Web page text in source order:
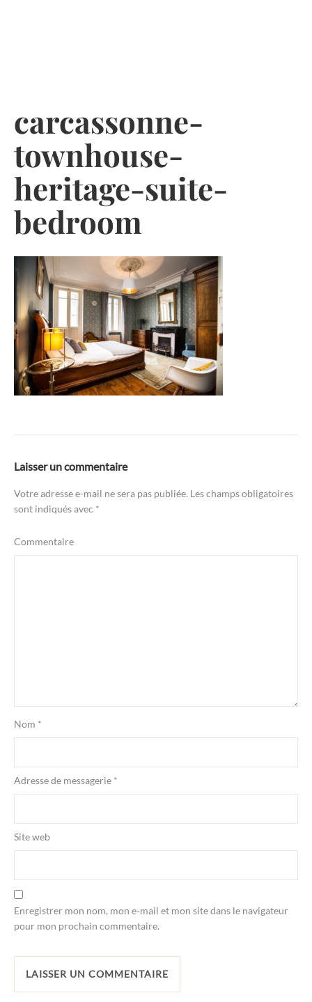
carcassonne-
townhouse-
heritage-suite-
bedroom
Laisser un commentaire
Votre adresse e-mail ne sera pas publiée. Les champs obligatoires
sont indiqués avec *
Commentaire
Nom *
Adresse de messagerie *
Site web
Enregistrer mon nom, mon e-mail et mon site dans le navigateur
pour mon prochain commentaire.